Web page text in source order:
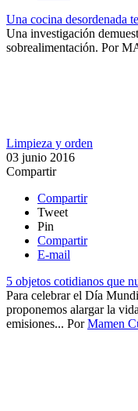
Una cocina desordenada
Una investigación
sobrealimentación​. Por
Limpieza y orden
03 junio 2016
Compartir
Compartir
Tweet
Pin
Compartir
E-mail
5 objetos cotidianos que
​Para celebrar el Día
proponemos alargar la
emisiones... PorMamen